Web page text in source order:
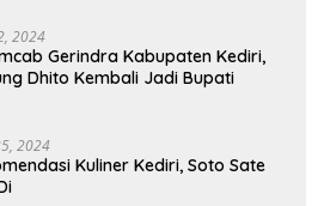
2024
Gerindra Kabupaten Kediri,
Dhito Kembali Jadi Bupati
2024
Kuliner Kediri, Soto Sate